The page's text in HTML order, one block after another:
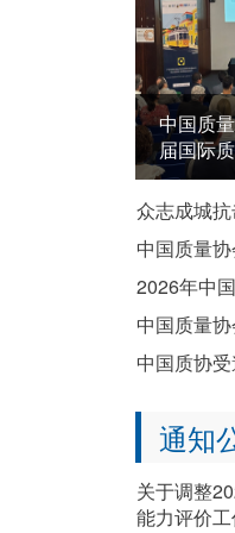
中国质
届国际
通知
关于调整
能力评价